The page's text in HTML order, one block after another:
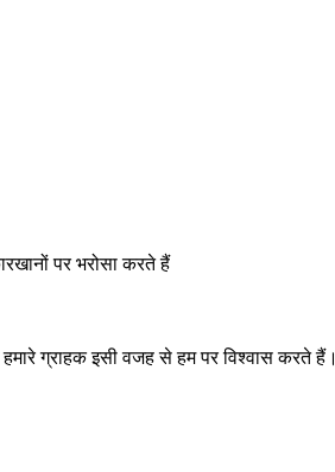
पर भरोसा करते हैं
हमारे ग्राहक इसी वजह से हम पर विश्वास करते हैं।